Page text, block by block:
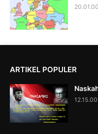
20.01.00
ARTIKEL POPULER
12.15.00